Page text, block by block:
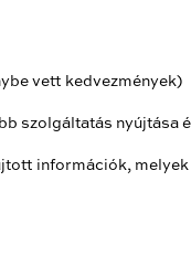
vett kedvezmények)
szolgáltatás nyújtása
információk,